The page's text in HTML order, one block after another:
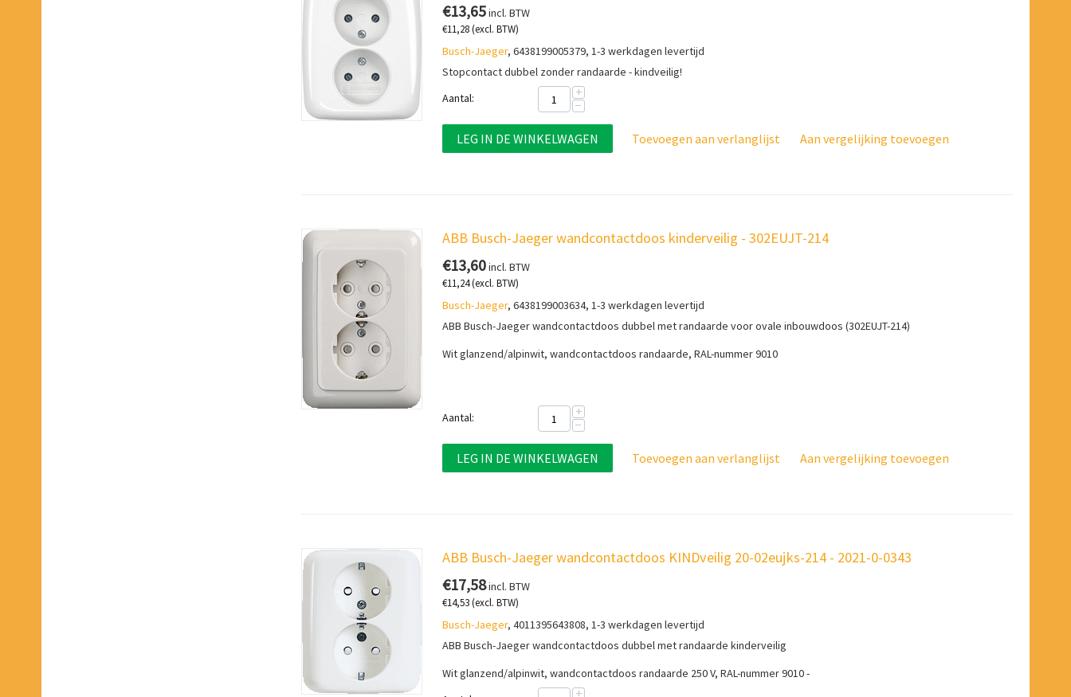
€13,65incl. BTW
€11,28(excl. BTW)
Busch-Jaeger, 6438199005379, 1-3 werkdagen levertijd
Stopcontact dubbel zonder randaarde - kindveilig!
Aantal:
+
−
LEG IN DE WINKELWAGEN Toevoegen aan verlanglijst Aan vergelijking toevoegen
ABB Busch-Jaeger wandcontactdoos kinderveilig - 302EUJT-214
€13,60incl. BTW
€11,24(excl. BTW)
Busch-Jaeger, 6438199003634, 1-3 werkdagen levertijd
ABB Busch-Jaeger wandcontactdoos dubbel met randaarde voor ovale inbouwdoos (302EUJT-214)
Wit glanzend/alpinwit, wandcontactdoos randaarde, RAL-nummer 9010
Aantal:
+
−
LEG IN DE WINKELWAGEN Toevoegen aan verlanglijst Aan vergelijking toevoegen
ABB Busch-Jaeger wandcontactdoos KINDveilig 20-02eujks-214 - 2021-0-0343
€17,58incl. BTW
€14,53(excl. BTW)
Busch-Jaeger, 4011395643808, 1-3 werkdagen levertijd
ABB Busch-Jaeger wandcontactdoos dubbel met randaarde kinderveilig
Wit glanzend/alpinwit, wandcontactdoos randaarde 250 V, RAL-nummer 9010 -
+